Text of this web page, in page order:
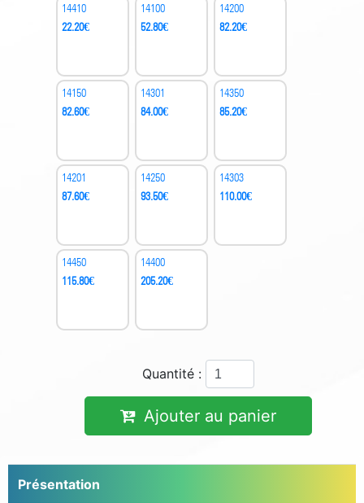
14410
22.20€
14100
52.80€
14200
82.20€
14150
82.60€
14301
84.00€
14350
85.20€
14201
87.60€
14250
93.50€
14303
110.00€
14450
115.80€
14400
205.20€
Quantité :
Ajouter au panier
Présentation